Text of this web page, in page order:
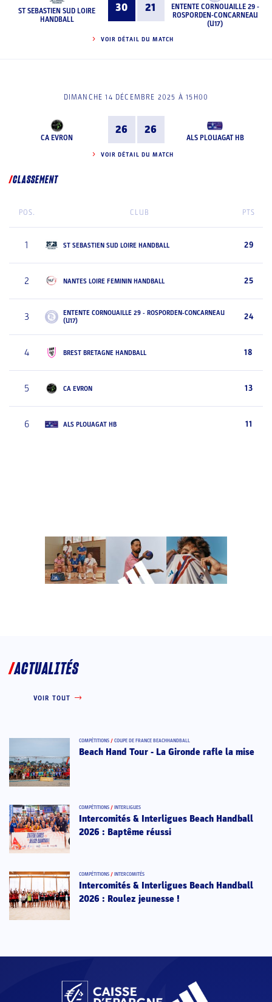
ST SEBASTIEN SUD LOIRE
HANDBALL
30 21
ENTENTE CORNOUAILLE 29 -
ROSPORDEN-CONCARNEAU
(U17)
VOIR DÉTAIL DU MATCH
DIMANCHE 14 DÉCEMBRE 2025 À 15H00
CA EVRON
26 26
ALS PLOUAGAT HB
VOIR DÉTAIL DU MATCH
CLASSEMENT
POS. CLUB PTS
1 ST SEBASTIEN SUD LOIRE HANDBALL 29
2 NANTES LOIRE FEMININ HANDBALL 25
3
ENTENTE CORNOUAILLE 29 - ROSPORDEN-CONCARNEAU
(U17)
24
4 BREST BRETAGNE HANDBALL 18
5 CA EVRON 13
6 ALS PLOUAGAT HB 11
ACTUALITÉS
VOIR TOUT
COMPÉTITIONS / COUPE DE FRANCE BEACHHANDBALL
Beach Hand Tour - La Gironde rafle la mise
COMPÉTITIONS / INTERLIGUES
Intercomités & Interligues Beach Handball
2026 : Baptême réussi
COMPÉTITIONS / INTERCOMITÉS
Intercomités & Interligues Beach Handball
2026 : Roulez jeunesse !